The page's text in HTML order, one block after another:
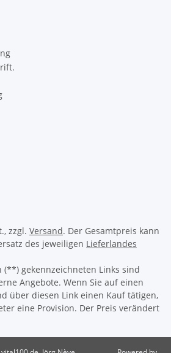
zzgl. Versand. Der Gesamtpreis kann
des jeweiligen Lieferlandes
(**) gekennzeichneten Links sind
Angebote. Wenn Sie auf einen
über diesen Link einen Kauf tätigen,
eine Provision. Der Preis verändert